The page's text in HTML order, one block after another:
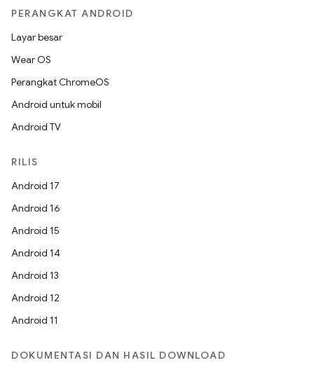
PERANGKAT ANDROID
Layar besar
Wear OS
Perangkat ChromeOS
Android untuk mobil
Android TV
RILIS
Android 17
Android 16
Android 15
Android 14
Android 13
Android 12
Android 11
DOKUMENTASI DAN HASIL DOWNLOAD